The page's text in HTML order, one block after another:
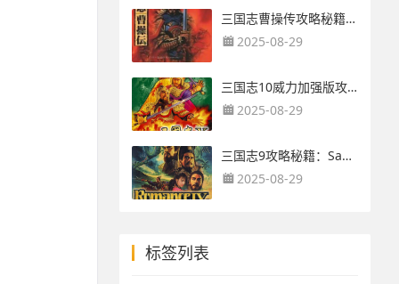
三国志曹操传攻略秘籍：《威风曹操传V2精修版》装备宝物属性及其获得攻略
2025-08-29
三国志10威力加强版攻略秘籍：三国志10pk战史模式全事件触发条件最新整理
2025-08-29
三国志9攻略秘籍：San9ME修改器使用教程：点位(square)详解
2025-08-29
标签列表